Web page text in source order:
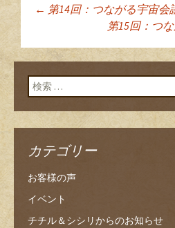
投稿ナ
ン
← 第14回：つながる宇宙会
第15回：つ
検索:
カテゴリー
お客様の声
イベント
チチル＆シシリからのお知らせ